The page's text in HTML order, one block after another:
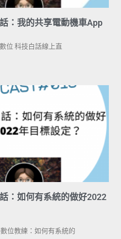
：我的共享電動機車App
位 科技白話線上直
：如何有系統的做好2022
位教練：如何有系統的